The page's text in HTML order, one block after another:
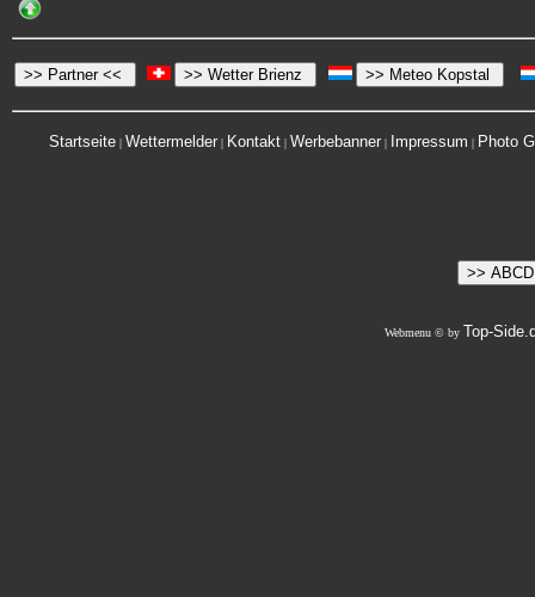
Startseite| Wettermelder| Kontakt| Werbebanner| Impressum | Photo
Webmenu © by Top-